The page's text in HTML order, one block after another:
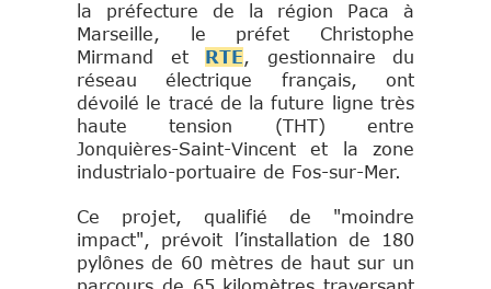
la préfecture de la région Paca à
Marseille, le préfet Christophe
Mirmand et RTE, gestionnaire du
réseau électrique français, ont
dévoilé le tracé de la future ligne très
haute tension (THT) entre
Jonquières-Saint-Vincent et la zone
industrialo-portuaire de Fos-sur-Mer.
Ce projet, qualifié de "moindre
impact", prévoit l’installation de 180
pylônes de 60 mètres de haut sur un